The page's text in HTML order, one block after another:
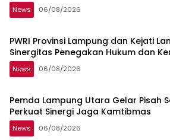
News 06/08/2026
PWRI Provinsi Lampung dan Kejati
Sinergitas Penegakan Hukum dan
News 06/08/2026
Pemda Lampung Utara Gelar Pisah
Perkuat Sinergi Jaga Kamtibmas
News 06/08/2026